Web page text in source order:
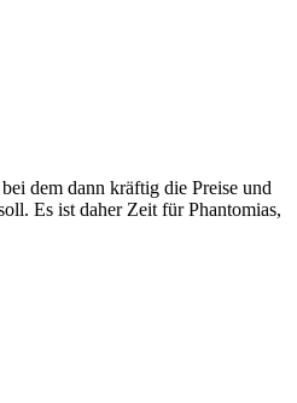
dem dann kräftig die Preise und
Es ist daher Zeit für Phantomias,